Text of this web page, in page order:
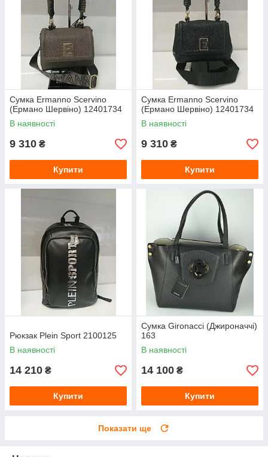
Сумка Ermanno Scervino
(Ермано Шервіно) 12401734
В наявності
9 310 ₴
Купити
Сумка Ermanno Scervino
(Ермано Шервіно) 12401734
В наявності
9 310 ₴
Купити
Рюкзак Plein Sport 2100125
В наявності
14 210 ₴
Купити
Сумка Gironacci (Джироначчі)
163
В наявності
14 100 ₴
Купити
Показати ще